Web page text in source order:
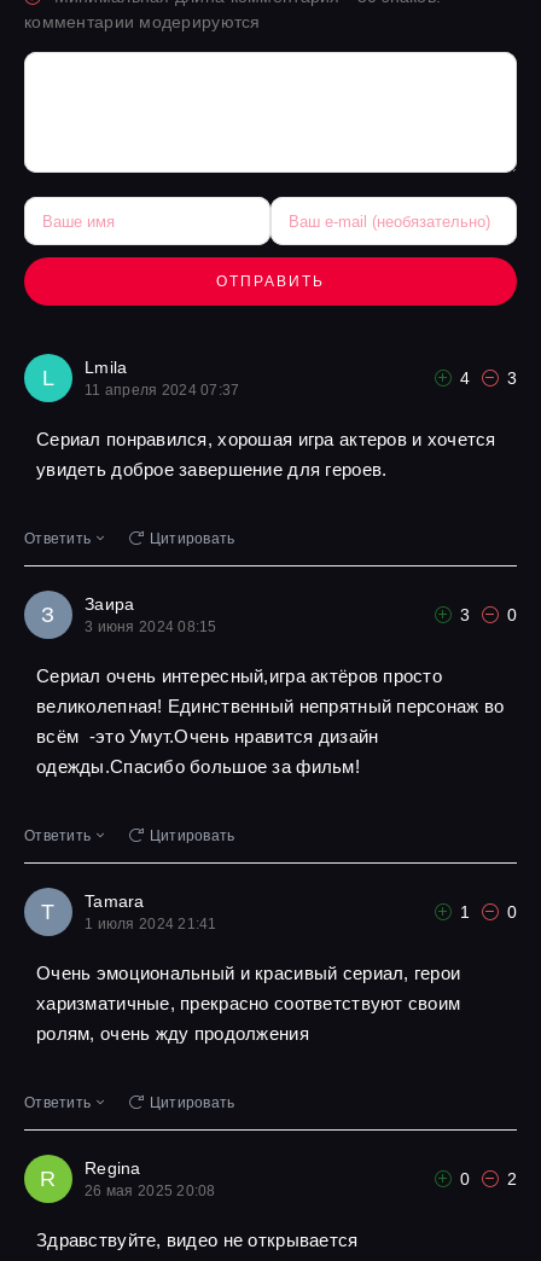
комментарии модерируются
ОТПРАВИТЬ
L Lmila
11 апреля 2024 07:37
4 3
Сериал понравился, хорошая игра актеров и хочется
увидеть доброе завершение для героев.
Ответить Цитировать
З Заира
3 июня 2024 08:15
3 0
Сериал очень интересный,игра актёров просто
великолепная! Единственный непрятный персонаж во
всём -это Умут.Очень нравится дизайн
одежды.Спасибо большое за фильм!
Ответить Цитировать
T Tamara
1 июля 2024 21:41
1 0
Очень эмоциональный и красивый сериал, герои
харизматичные, прекрасно соответствуют своим
ролям, очень жду продолжения
Ответить Цитировать
R Regina
26 мая 2025 20:08
0 2
Здравствуйте, видео не открывается